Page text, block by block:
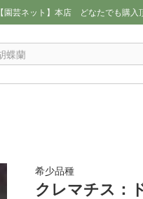
園芸ネット】本店 どなたでも購入
希少品種
クレマチス：